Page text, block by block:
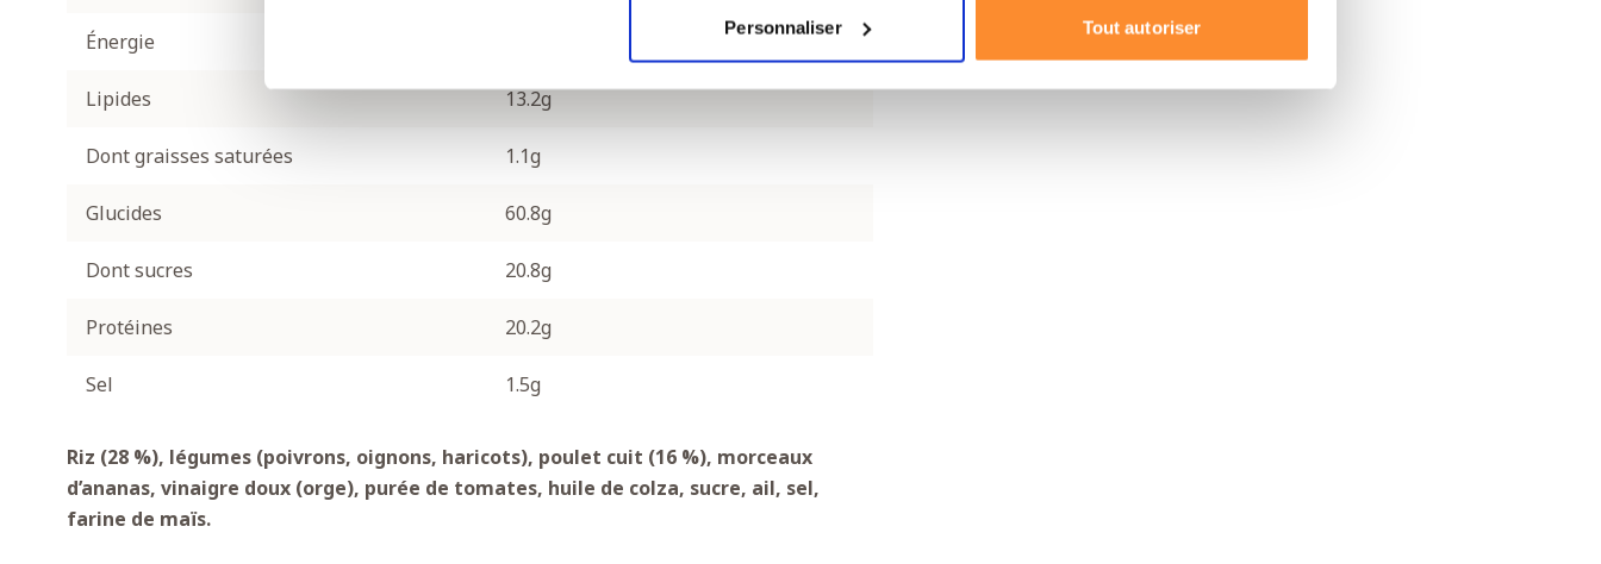
Personnaliser Tout autoriser
Énergie
Lipides 13.2g
Dont graisses saturées 1.1g
Glucides 60.8g
Dont sucres 20.8g
Protéines 20.2g
Sel 1.5g
Riz (28 %), légumes (poivrons, oignons, haricots), poulet cuit (16 %), morceaux
d’ananas, vinaigre doux (orge), purée de tomates, huile de colza, sucre, ail, sel,
farine de maïs.